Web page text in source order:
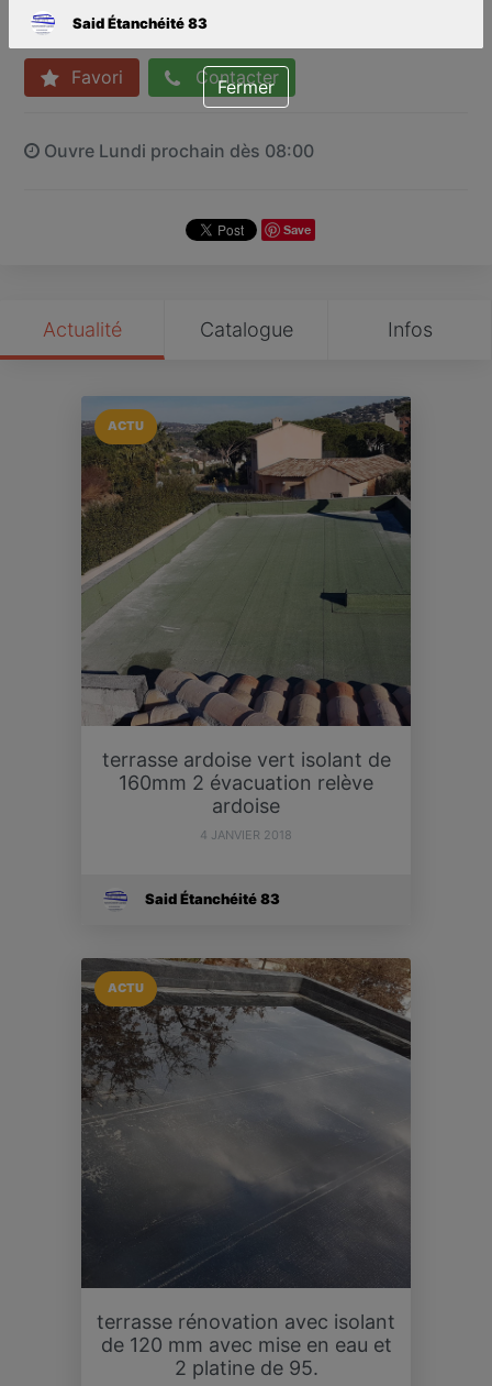
Fréjus
Favori Contacter
Ouvre Lundi prochain dès 08:00
Save
Actualité Catalogue Infos
ACTU
terrasse ardoise vert isolant de
160mm 2 évacuation relève
ardoise
4 JANVIER 2018
Said Étanchéité 83
ACTU
terrasse rénovation avec isolant
de 120 mm avec mise en eau et
2 platine de 95.
Said Étanchéité 83
Fermer